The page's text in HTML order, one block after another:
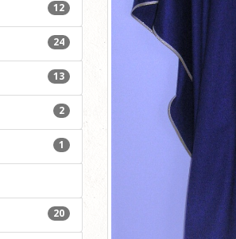
12
24
13
2
1
20